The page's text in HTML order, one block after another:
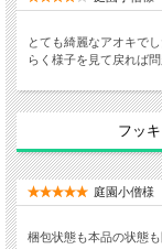
とても綺麗なアオキで
らく様子を見て戻れば問
フッ
庭園小僧様
梱包状態も本品の状態